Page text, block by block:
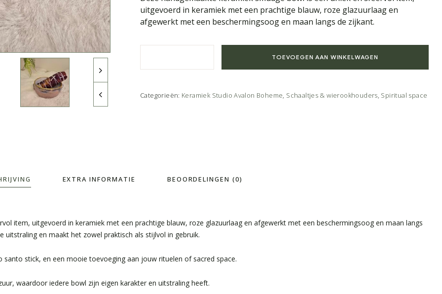
uitgevoerd in keramiek met een prachtige blauw, roze glazuurlaag en
afgewerkt met een beschermingsoog en maan langs de zijkant.
TOEVOEGEN AAN WINKELWAGEN
Categorieën: Keramiek Studio Avalon Boheme Schaaltjes & wierookhouders Spiritual space
EXTRA INFORMATIE BEOORDELINGEN (0)
item, uitgevoerd in keramiek met een prachtige blauw, roze glazuurlaag en afgewerkt met een beschermingsoog en maan langs
en maakt het zowel praktisch als stijlvol in gebruik.
stick, en een mooie toevoeging aan jouw rituelen of sacred space.
waardoor iedere bowl zijn eigen karakter en uitstraling heeft.